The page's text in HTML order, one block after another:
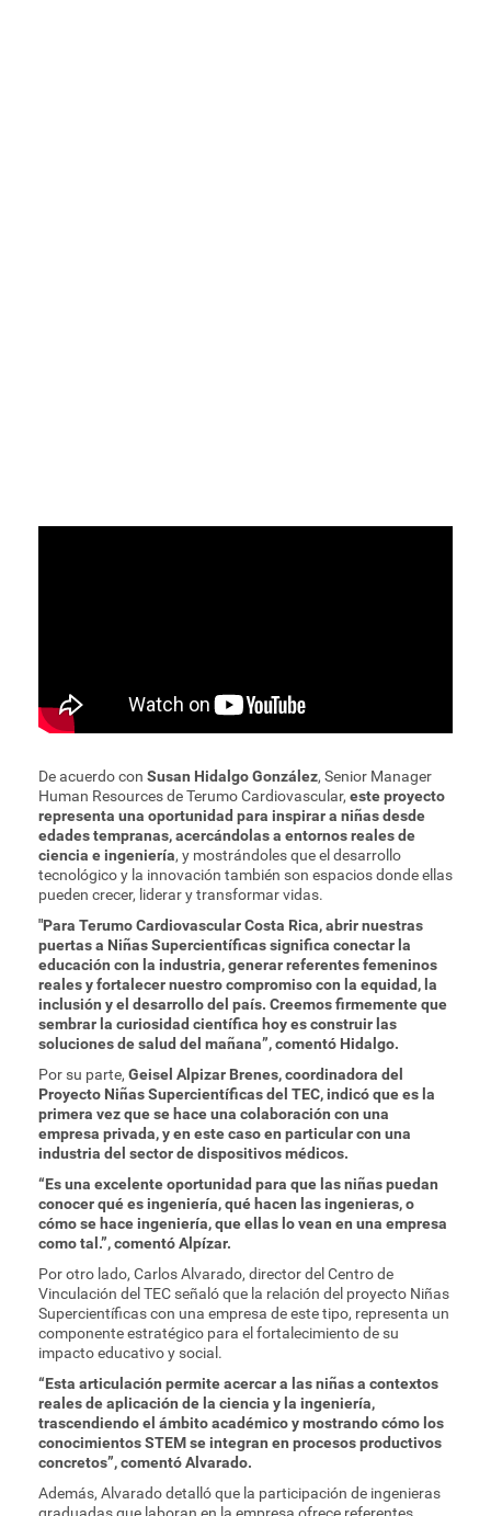
De acuerdo con Susan Hidalgo González, Senior Manager
Human Resources de Terumo Cardiovascular, este proyecto
representa una oportunidad para inspirar a niñas desde
edades tempranas, acercándolas a entornos reales de
ciencia e ingeniería, y mostrándoles que el desarrollo
tecnológico y la innovación también son espacios donde ellas
pueden crecer, liderar y transformar vidas.
"Para Terumo Cardiovascular Costa Rica, abrir nuestras
puertas a Niñas Supercientíficas significa conectar la
educación con la industria, generar referentes femeninos
reales y fortalecer nuestro compromiso con la equidad, la
inclusión y el desarrollo del país. Creemos firmemente que
sembrar la curiosidad científica hoy es construir las
soluciones de salud del mañana”, comentó Hidalgo.
Por su parte, Geisel Alpizar Brenes, coordinadora del
Proyecto Niñas Supercientíficas del TEC, indicó que es la
primera vez que se hace una colaboración con una
empresa privada, y en este caso en particular con una
industria del sector de dispositivos médicos.
“Es una excelente oportunidad para que las niñas puedan
conocer qué es ingeniería, qué hacen las ingenieras, o
cómo se hace ingeniería, que ellas lo vean en una empresa
como tal.”, comentó Alpízar.
Por otro lado, Carlos Alvarado, director del Centro de
Vinculación del TEC señaló que la relación del proyecto Niñas
Supercientíficas con una empresa de este tipo, representa un
componente estratégico para el fortalecimiento de su
impacto educativo y social.
“Esta articulación permite acercar a las niñas a contextos
reales de aplicación de la ciencia y la ingeniería,
trascendiendo el ámbito académico y mostrando cómo los
conocimientos STEM se integran en procesos productivos
concretos”, comentó Alvarado.
Además, Alvarado detalló que la participación de ingenieras
graduadas que laboran en la empresa ofrece referentes